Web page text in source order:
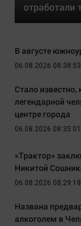
отработали
В августе
06.08.2026 08:38:53
Стало
легендарной
центре города
06.08.2026 08:35:01
«Трактор»
Никитой
06.08.2026 08:29:18
Названа
алкоголем в